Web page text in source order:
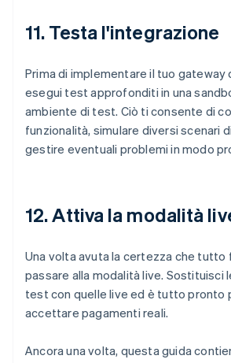
11. Testa l'integrazione
Prima di implementare il tuo gateway
esegui test approfonditi in una
ambiente di test. Ciò ti consente di
funzionalità, simulare diversi scenari
gestire eventuali problemi in modo
12. Attiva la modalità
Una volta avuta la certezza che tutto
passare alla modalità live. Sostituisci
test con quelle live ed è tutto pronto
accettare pagamenti reali.
Ancora una volta, questa guida